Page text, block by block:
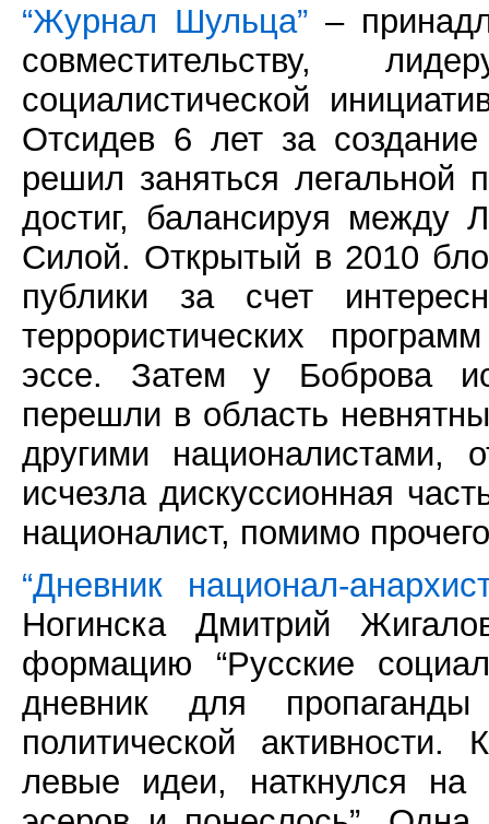
“Журнал Шульца” –
совместительству,
социалистической
Отсидев 6 лет за создание
решил заняться легальной
достиг, балансируя
Силой. Открытый в 2010
публики за счет
террористических
эссе. Затем у Боброва
перешли в область
другими националистами,
исчезла дискуссионная
националист, помимо
“Дневник национал-
Ногинска Дмитрий
формацию “Русские
дневник для
политической
левые идеи, наткнулся на